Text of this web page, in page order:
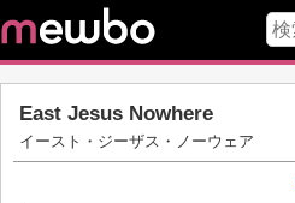
East Jesus Nowhere
イースト・ジーザス・ノーウェア